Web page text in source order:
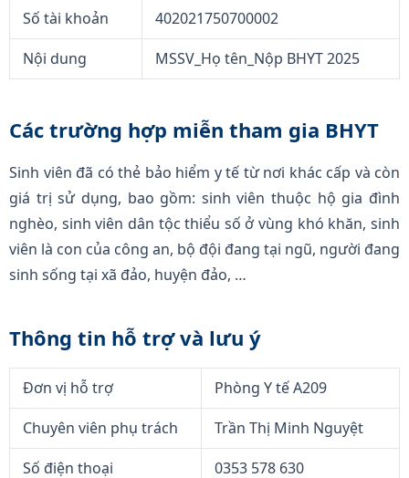
Số tài khoản
402021750700002
Nội dung
MSSV_Họ tên_Nộp BHYT 2025
Các trường hợp miễn tham gia BHYT
Sinh viên đã có thẻ bảo hiểm y tế từ nơi khác cấp và còn
giá trị sử dụng, bao gồm: sinh viên thuộc hộ gia đình
nghèo, sinh viên dân tộc thiểu số ở vùng khó khăn, sinh
viên là con của công an, bộ đội đang tại ngũ, người đang
sinh sống tại xã đảo, huyện đảo, …
Thông tin hỗ trợ và lưu ý
Đơn vị hỗ trợ
Phòng Y tế A209
Chuyên viên phụ trách
Trần Thị Minh Nguyệt
Số điện thoại
0353 578 630